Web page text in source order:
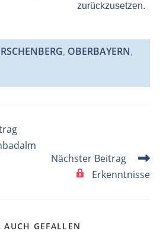
zurückzusetzen.
, OBERBAYERN,
Nächster Beitrag
Erkenntnisse
GEFALLEN